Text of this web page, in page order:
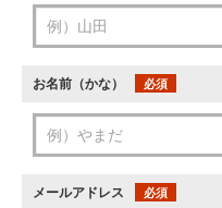
お名前（かな） 必須
メールアドレス 必須